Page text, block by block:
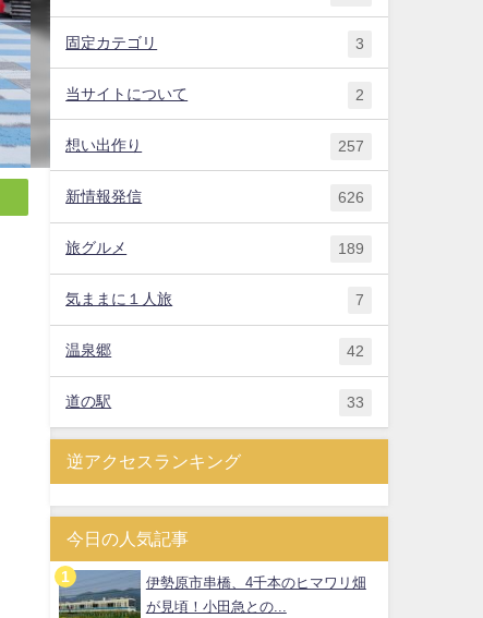
固定カテゴリ 3
当サイトについて 2
想い出作り 257
新情報発信 626
旅グルメ 189
気ままに１人旅 7
温泉郷 42
道の駅 33
逆アクセスランキング
今日の人気記事
伊勢原市串橋、4千本のヒマワリ畑
が見頃！小田急との...